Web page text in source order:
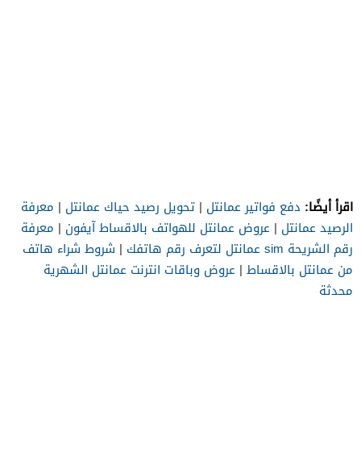
اقرأ أيضًا: دفع فواتير عمانتل | تحويل رصيد حياك عمانتل | معرفة
الرصيد عمانتل | عروض عمانتل للهواتف بالاقساط آيفون | معرفة
رقم الشريحة sim عمانتل لتعرف رقم هاتفك
| شروط شراء هاتف
من عمانتل بالاقساط | عروض وباقات انترنت عمانتل الشهرية
محدثة